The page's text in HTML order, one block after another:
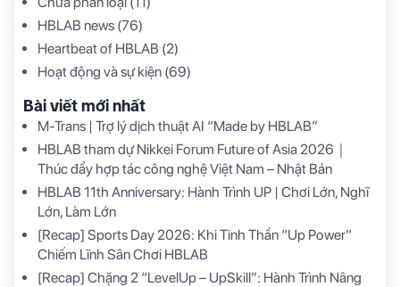
HBLAB news (76)
Heartbeat of HBLAB (2)
Hoạt động và sự kiện (69)
Bài viết mới nhất
M-Trans | Trợ lý dịch thuật AI “Made by HBLAB”
HBLAB tham dự Nikkei Forum Future of Asia 2026｜
Thúc đẩy hợp tác công nghệ Việt Nam – Nhật Bản
HBLAB 11th Anniversary: Hành Trình UP | Chơi Lớn, Nghĩ
Lớn, Làm Lớn
[Recap] Sports Day 2026: Khi Tinh Thần “Up Power”
Chiếm Lĩnh Sân Chơi HBLAB
[Recap] Chặng 2 “LevelUp – UpSkill”: Hành Trình Nâng